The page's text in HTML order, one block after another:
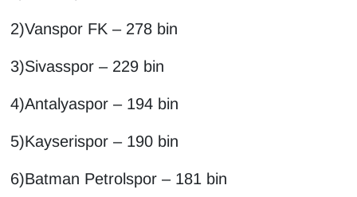
2)Vanspor FK – 278 bin
3)Sivasspor – 229 bin
4)Antalyaspor – 194 bin
5)Kayserispor – 190 bin
6)Batman Petrolspor – 181 bin
Sinema - TV
SİYASET
SPOR
TEBRİK
TEKNOLOJİ